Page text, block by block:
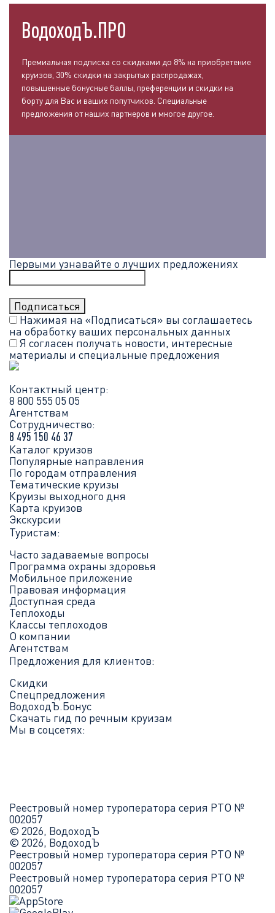
ВодоходЪ.ПРО
Премиальная подписка со скидками до 8% на приобретение
круизов, 30% скидки на закрытых распродажах,
повышенные бонусные баллы, преференции и скидки на
борту для Вас и ваших попутчиков. Специальные
предложения от наших партнеров и многое другое.
Первыми узнавайте о лучших предложениях
Нажимая на «Подписаться» вы соглашаетесь
на обработку ваших персональных данных
Я согласен получать новости, интересные
материалы и специальные предложения
Контактный центр:
8 800 555 05 05
Агентствам
Сотрудничество:
8 495 150 46 37
Каталог круизов
Популярные направления
По городам отправления
Тематические круизы
Круизы выходного дня
Карта круизов
Экскурсии
Туристам:
Часто задаваемые вопросы
Программа охраны здоровья
Мобильное приложение
Правовая информация
Доступная среда
Теплоходы
Классы теплоходов
О компании
Агентствам
Предложения для клиентов:
Скидки
Спецпредложения
ВодоходЪ.Бонус
Скачать гид по речным круизам
Мы в соцсетях:
Реестровый номер туроператора серия РТО №
002057
© 2026, ВодоходЪ
© 2026, ВодоходЪ
Реестровый номер туроператора серия РТО №
002057
Реестровый номер туроператора серия РТО №
002057